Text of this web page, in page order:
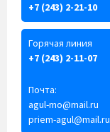
+7 (243) 2-21-10
Горячая линия
+7 (243) 2-11-07
Почта:
agul-mo@mail.ru
priem-agul@mail.ru